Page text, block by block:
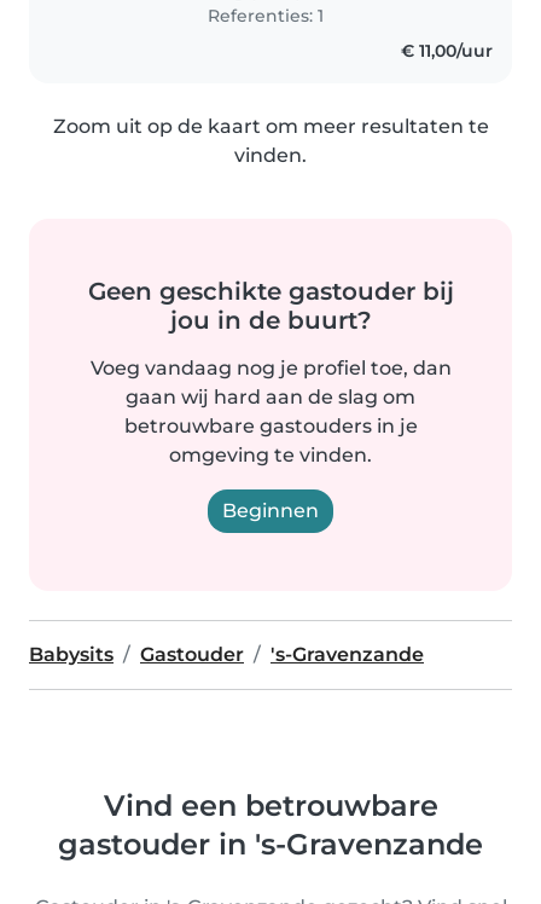
Referenties: 1
€ 11,00/uur
Zoom uit op de kaart om meer resultaten te
vinden.
Geen geschikte gastouder bij
jou in de buurt?
Voeg vandaag nog je profiel toe, dan
gaan wij hard aan de slag om
betrouwbare gastouders in je
omgeving te vinden.
Beginnen
Babysits Gastouder 's-Gravenzande
Vind een betrouwbare
gastouder in 's-Gravenzande